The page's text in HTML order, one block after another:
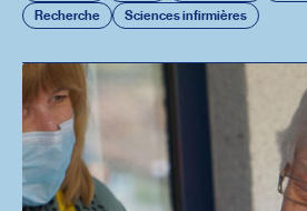
Recherche
Sciences infirmières